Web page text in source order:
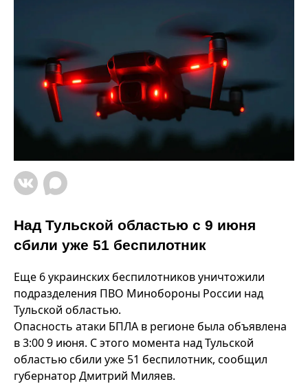
Над Тульской областью с 9 июня
сбили уже 51 беспилотник
Еще 6 украинских беспилотников уничтожили
подразделения ПВО Минобороны России над
Тульской областью.
Опасность атаки БПЛА в регионе была объявлена
в 3:00 9 июня. С этого момента над Тульской
областью сбили уже 51 беспилотник, сообщил
губернатор Дмитрий Миляев.